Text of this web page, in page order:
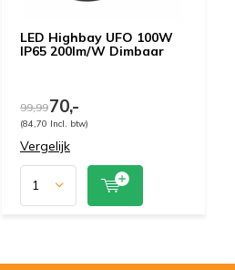
LED Highbay UFO 100W
IP65 200lm/W Dimbaar
99,9970,-
(84,70 Incl. btw)
Vergelijk